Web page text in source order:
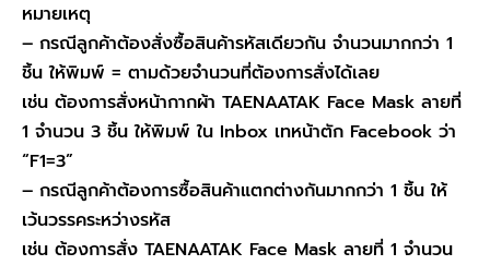
หมายเหตุ
– กรณีลูกค้าต้องสั่งซื้อสินค้ารหัสเดียวกัน จำนวนมากกว่า 1
ชิ้น ให้พิมพ์ = ตามด้วยจำนวนที่ต้องการสั่งได้เลย
เช่น ต้องการสั่งหน้ากากผ้า TAENAATAK Face Mask ลายที่
1 จำนวน 3 ชิ้น ให้พิมพ์ ใน Inbox เทหน้าตัก Facebook ว่า
“F1=3”
– กรณีลูกค้าต้องการซื้อสินค้าแตกต่างกันมากกว่า 1 ชิ้น ให้
เว้นวรรคระหว่างรหัส
เช่น ต้องการสั่ง TAENAATAK Face Mask ลายที่ 1 จำนวน